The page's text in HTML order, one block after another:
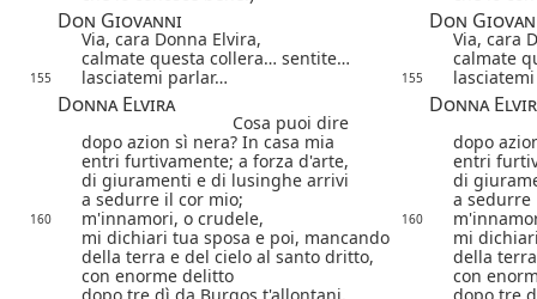
Don Giovanni Don
Via, cara Donna Elvira,
Via, cara
calmate questa collera… sentite…
calmate
155 lasciatemi parlar… 155
Donna Elvira Donna
Cosa puoi dire
dopo azion sì nera? In casa mia
dopo
entri furtivamente; a forza d'arte,
entri
di giuramenti e di lusinghe arrivi
di
a sedurre il cor mio;
a sedurre
160 m'innamori, o crudele, 160
mi dichiari tua sposa e poi, mancando
mi
della terra e del cielo al santo dritto,
della
con enorme delitto
con
dopo tre dì da Burgos t'allontani,
dopo tre